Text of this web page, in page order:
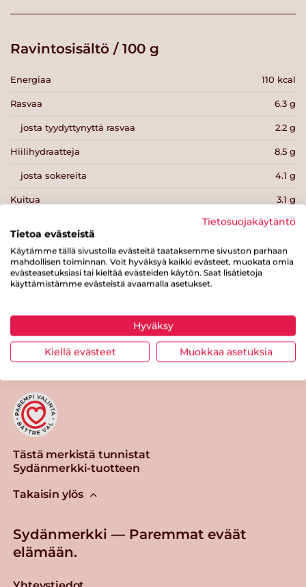
Ravintosisältö / 100 g
Energiaa 110 kcal
Rasvaa 6.3 g
josta tyydyttynyttä rasvaa 2.2 g
Hiilihydraatteja 8.5 g
josta sokereita 4.1 g
Kuitua 3.1 g
4 g
Suolaa 0.8 g
Jaa tuote
Tästä merkistä tunnistat
Sydänmerkki-tuotteen
Takaisin ylös
Sydänmerkki — Paremmat eväät
elämään.
Tietosuojakäytäntö
Tietoa evästeistä
Käytämme tällä sivustolla evästeitä taataksemme sivuston parhaan
mahdollisen toiminnan. Voit hyväksyä kaikki evästeet, muokata omia
evästeasetuksiasi tai kieltää evästeiden käytön. Saat lisätietoja
käyttämistämme evästeistä avaamalla asetukset.
Hyväksy
Kiellä evästeet Muokkaa asetuksia